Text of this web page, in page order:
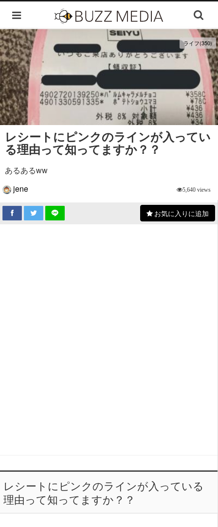
ライフ(350)
レシートにピンクのラインが入ってい
る理由って知ってますか？？
あるあるww
jene
5,640 views
お気に入りに追加
レシートにピンクのラインが入っている
理由って知ってますか？？